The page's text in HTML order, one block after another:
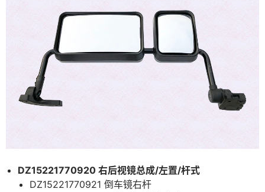
DZ15221770920 右后视镜总成/左置/杆式
DZ15221770921 倒车镜右杆